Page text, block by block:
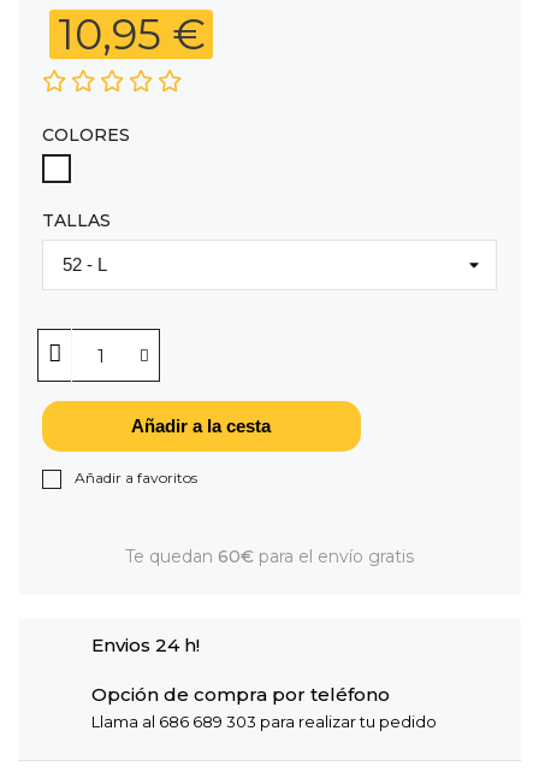
10,95 €
COLORES
TALLAS
Añadir a la cesta
Añadir a favoritos
Te quedan 60€ para el envío gratis
Envios 24 h!
Opción de compra por teléfono
Llama al 686 689 303 para realizar tu pedido